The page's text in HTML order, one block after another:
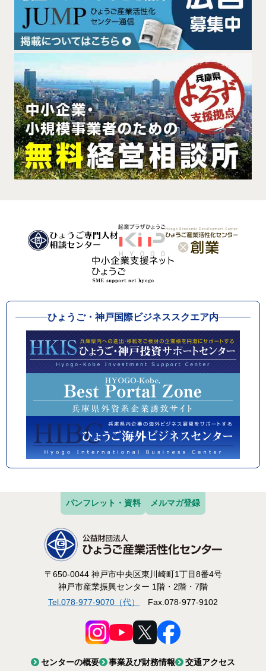
ひょうご・神戸国際ビジネススクエア内
パンフレット・資料 メルマガ登録
〒650-0044 神戸市中央区東川崎町1丁目8番4号
神戸市産業振興センター 1階・2階・7階
Tel.078-977-9070（代）
Fax.078-977-9102
センターの概要 事業及び財務情報 交通アクセス